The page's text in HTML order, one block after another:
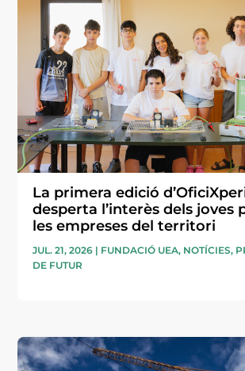
La primera edició
desperta l’interès dels joves
les empreses del territori
JUL. 21, 2026 | FUNDACIÓ UEA, NOTÍCIES,
DE FUTUR